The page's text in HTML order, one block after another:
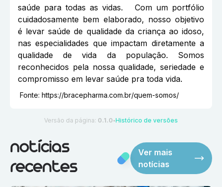
saúde para todas as vidas. Com um portfólio
cuidadosamente bem elaborado, nosso objetivo
é levar saúde de qualidade da criança ao idoso,
nas especialidades que impactam diretamente a
qualidade de vida da população. Somos
reconhecidos pela nossa qualidade, seriedade e
compromisso em levar saúde pra toda vida.
Fonte: https://bracepharma.com.br/quem-somos/
Versão da página: 0.1.0 ●Histórico de versões
notícias
recentes
Ver mais
notícias